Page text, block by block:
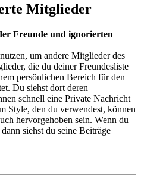
Mitglieder
Freunde und ignorierten
um andere Mitglieder des
die du deiner Freundesliste
persönlichen Bereich für den
Du siehst dort deren
schnell eine Private Nachricht
Style, den du verwendest, können
hervorgehoben sein. Wenn du
siehst du seine Beiträge